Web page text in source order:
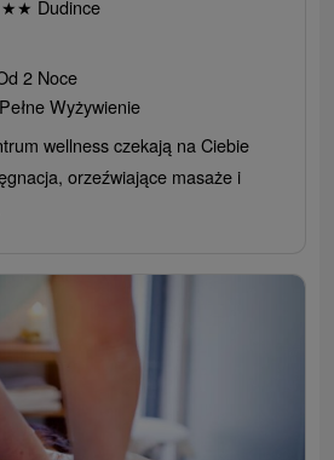
★★ Dudince
2 Noce
Wyżywienie
wellness czekają na Ciebie
orzeźwiające masaże i